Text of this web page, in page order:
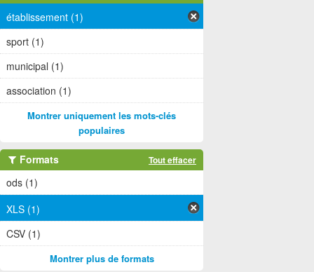
établissement (1)
sport (1)
municipal (1)
association (1)
Montrer uniquement les mots-clés
populaires
Formats Tout effacer
ods (1)
XLS (1)
CSV (1)
Montrer plus de formats